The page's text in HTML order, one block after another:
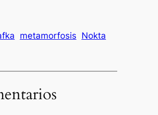
metamorfosis Nokta